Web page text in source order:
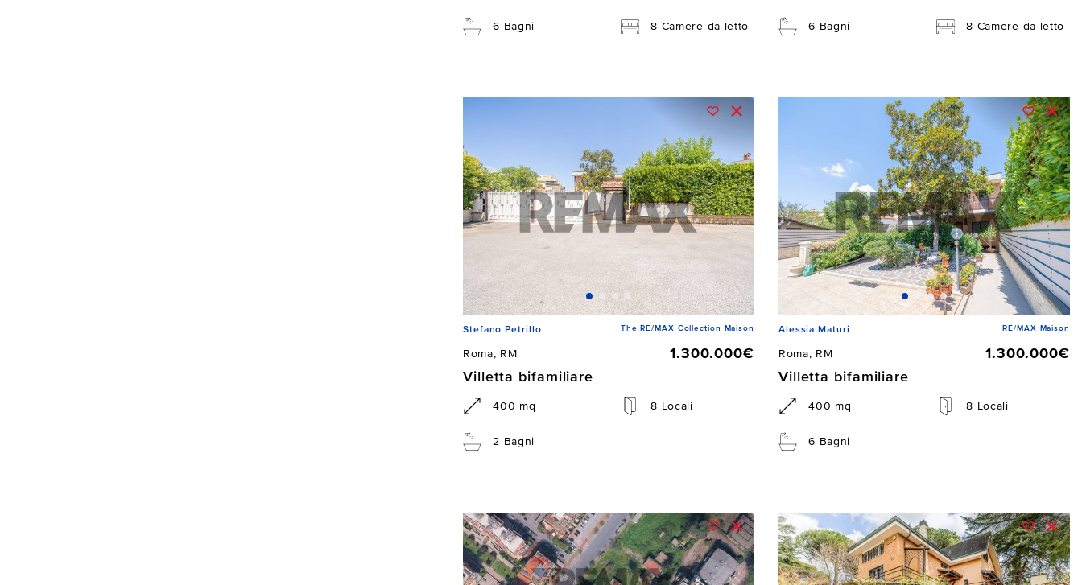
6 Bagni 8 Camere da letto 6 Bagni 8 Camere da letto
Stefano Petrillo The RE/MAX Collection Maison
Roma, RM
1.300.000€
Villetta bifamiliare
400 mq 8 Locali
2 Bagni
Alessia Maturi RE/MAX Maison
Roma, RM
1.300.000€
Villetta bifamiliare
400 mq 8 Locali
6 Bagni